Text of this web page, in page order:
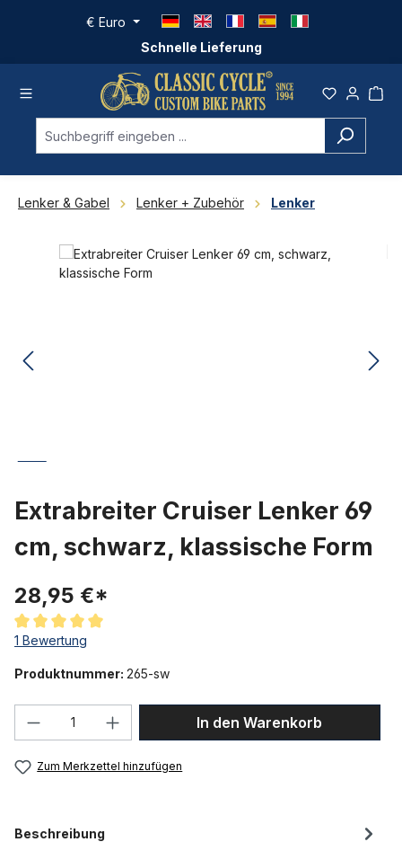
Zum Hauptinhalt springen
Schnelle Lieferung
€ Euro
Lenker & Gabel Lenker + Zubehör Lenker
Bildergalerie überspringen
Extrabreiter Cruiser Lenker 69
cm, schwarz, klassische Form
28,95 €*
Durchschnittliche Bewertung von 5 von 5 Sternen
1 Bewertung
Produktnummer: 265-sw
Produkt Anzahl: Gib den gewünschten
In den Warenkorb
Zum Merkzettel hinzufügen
Beschreibung